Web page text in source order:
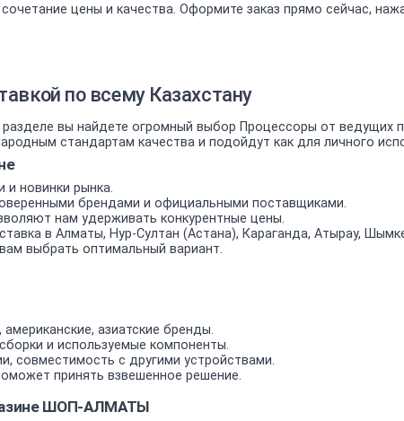
цены и качества. Оформите заказ прямо сейчас,
по всему Казахстану
вы найдете огромный выбор Процессоры от ведущих
стандартам качества и подойдут как для личного
и новинки рынка.
брендами и официальными поставщиками.
нам удерживать конкурентные цены.
в Алматы, Нур-Султан (Астана), Караганда, Атырау,
выбрать оптимальный вариант.
американские, азиатские бренды.
и используемые компоненты.
совместимость с другими устройствами.
принять взвешенное решение.
ШОП-АЛМАТЫ